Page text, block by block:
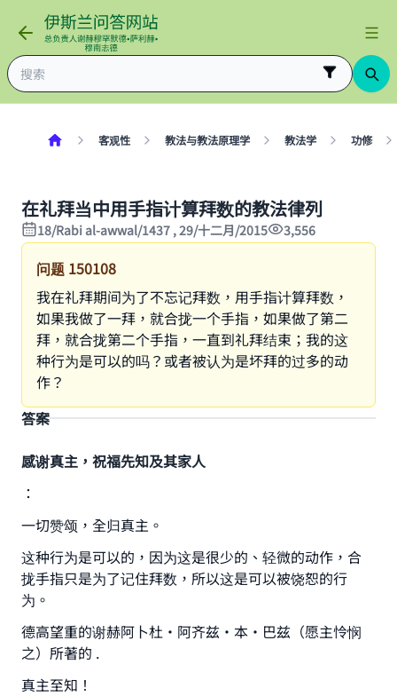
客观性 教法与教法原理学 教法学 功修
在礼拜当中用手指计算拜数的教法律列
18/Rabi al-awwal/1437 , 29/十二月/2015 3,556
问题 150108
我在礼拜期间为了不忘记拜数，用手指计算拜数，
如果我做了一拜，就合拢一个手指，如果做了第二
拜，就合拢第二个手指，一直到礼拜结束；我的这
种行为是可以的吗？或者被认为是坏拜的过多的动
作？
答案
感谢真主，祝福先知及其家人
：
一切赞颂，全归真主。
这种行为是可以的，因为这是很少的、轻微的动作，合
拢手指只是为了记住拜数，所以这是可以被饶恕的行
为。
德高望重的谢赫阿卜杜•阿齐兹•本•巴兹（愿主怜悯
之）所著的 .
真主至知！
Make an impact on millions of lives
with your contribution today
The Prophet (ﷺ) said:
"A person who leads others to doing what is
good will earn the same reward as those who